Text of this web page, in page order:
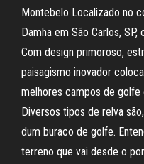
Montebelo Localizado no
Damha em São Carlos,
Com design primoroso,
paisagismo inovador
melhores campos de golfe
Diversos tipos de relva
dum buraco de golfe.
terreno que vai desde o